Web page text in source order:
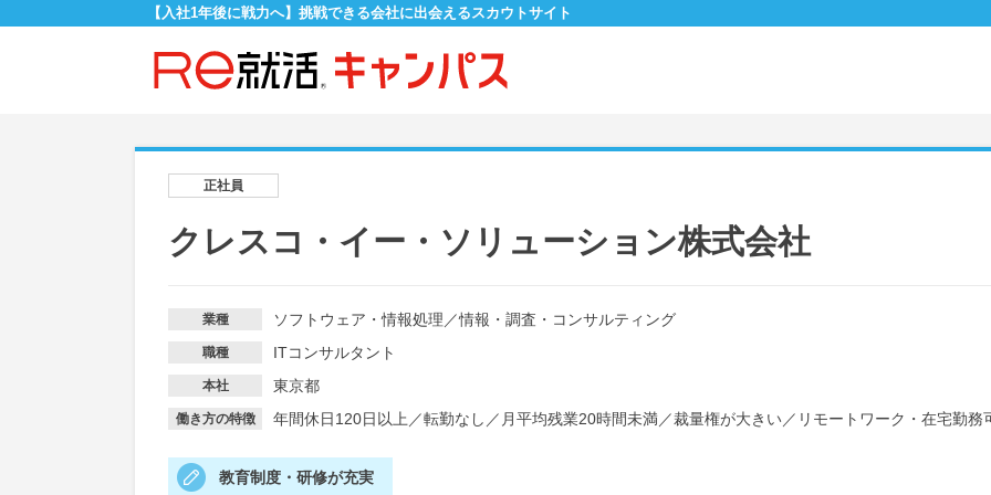
【入社1年後に戦力へ】挑戦できる会社に出会えるスカウトサイト
正社員
クレスコ・イー・ソリューション株式会社
業種 ソフトウェア・情報処理 ／情報・調査・コンサルティング
職種 ITコンサルタント
本社 東京都
働き方の特徴 年間休日120日以上 ／転勤なし ／ 月平均残業20時間未満／裁量権が大きい／ リモートワーク・在宅勤務
教育制度・研修が充実